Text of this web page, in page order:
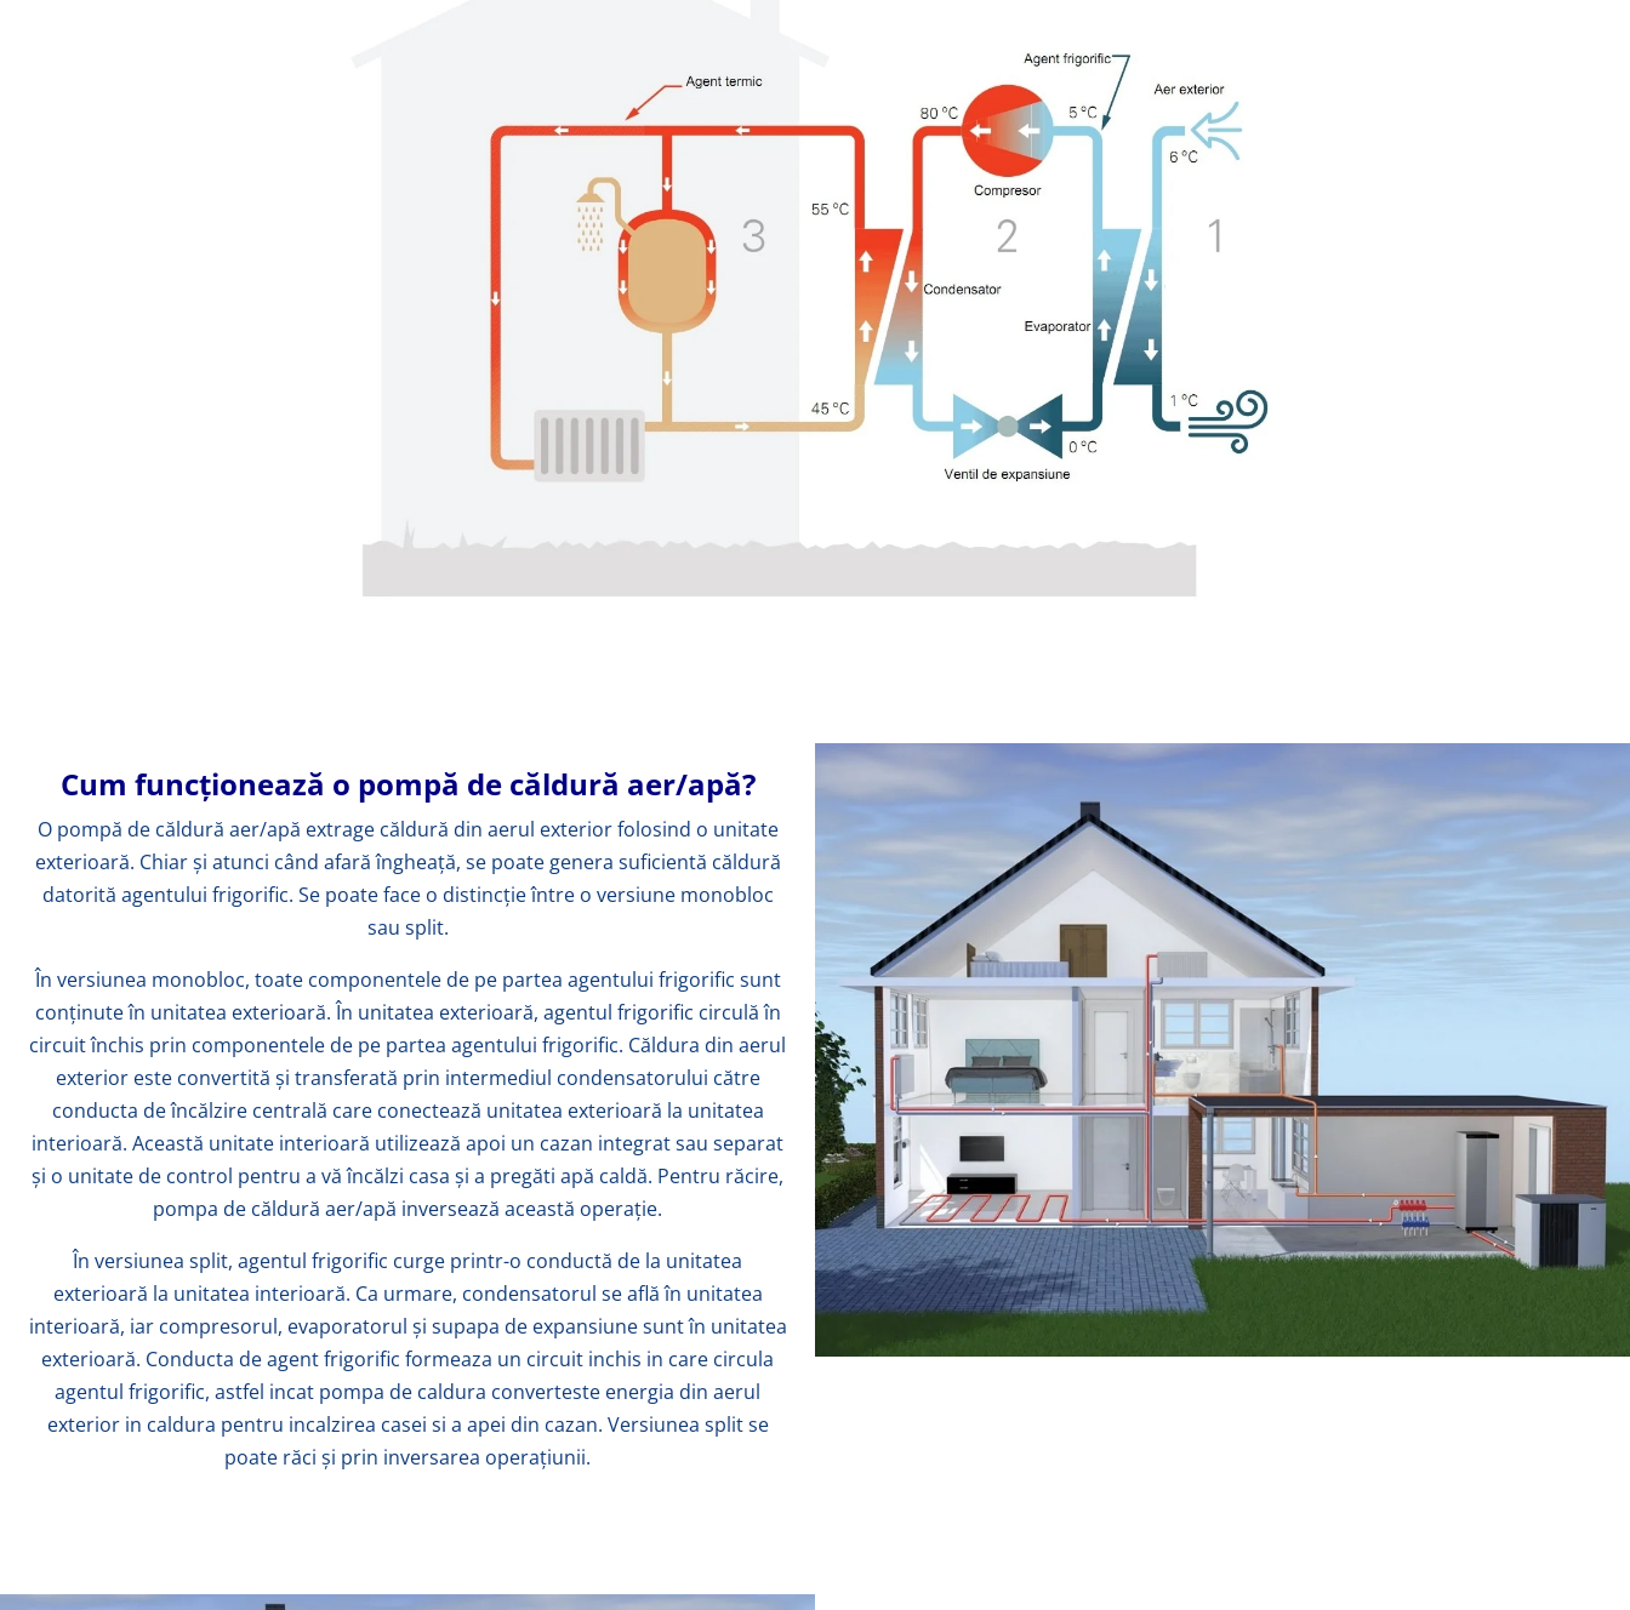
Cum funcționează o pompă de căldură aer/apă?
O pompă de căldură aer/apă extrage căldură din aerul exterior folosind o unitate
exterioară. Chiar și atunci când afară îngheață, se poate genera suficientă căldură
datorită agentului frigorific. Se poate face o distincție între o versiune monobloc
sau split.
În versiunea monobloc, toate componentele de pe partea agentului frigorific sunt
conținute în unitatea exterioară. În unitatea exterioară, agentul frigorific circulă în
circuit închis prin componentele de pe partea agentului frigorific. Căldura din aerul
exterior este convertită și transferată prin intermediul condensatorului către
conducta de încălzire centrală care conectează unitatea exterioară la unitatea
interioară. Această unitate interioară utilizează apoi un cazan integrat sau separat
și o unitate de control pentru a vă încălzi casa și a pregăti apă caldă. Pentru răcire,
pompa de căldură aer/apă inversează această operație.
În versiunea split, agentul frigorific curge printr-o conductă de la unitatea
exterioară la unitatea interioară. Ca urmare, condensatorul se află în unitatea
interioară, iar compresorul, evaporatorul și supapa de expansiune sunt în unitatea
exterioară. Conducta de agent frigorific formeaza un circuit inchis in care circula
agentul frigorific, astfel incat pompa de caldura converteste energia din aerul
exterior in caldura pentru incalzirea casei si a apei din cazan. Versiunea split se
poate răci și prin inversarea operațiunii.